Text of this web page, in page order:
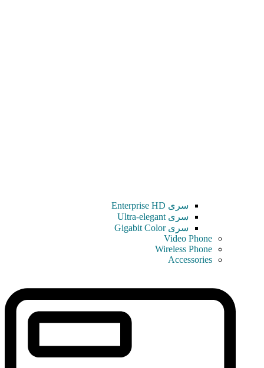
سری Enterprise HD
سری Ultra-elegant
سری Gigabit Color
Video Phone
Wireless Phone
Accessories